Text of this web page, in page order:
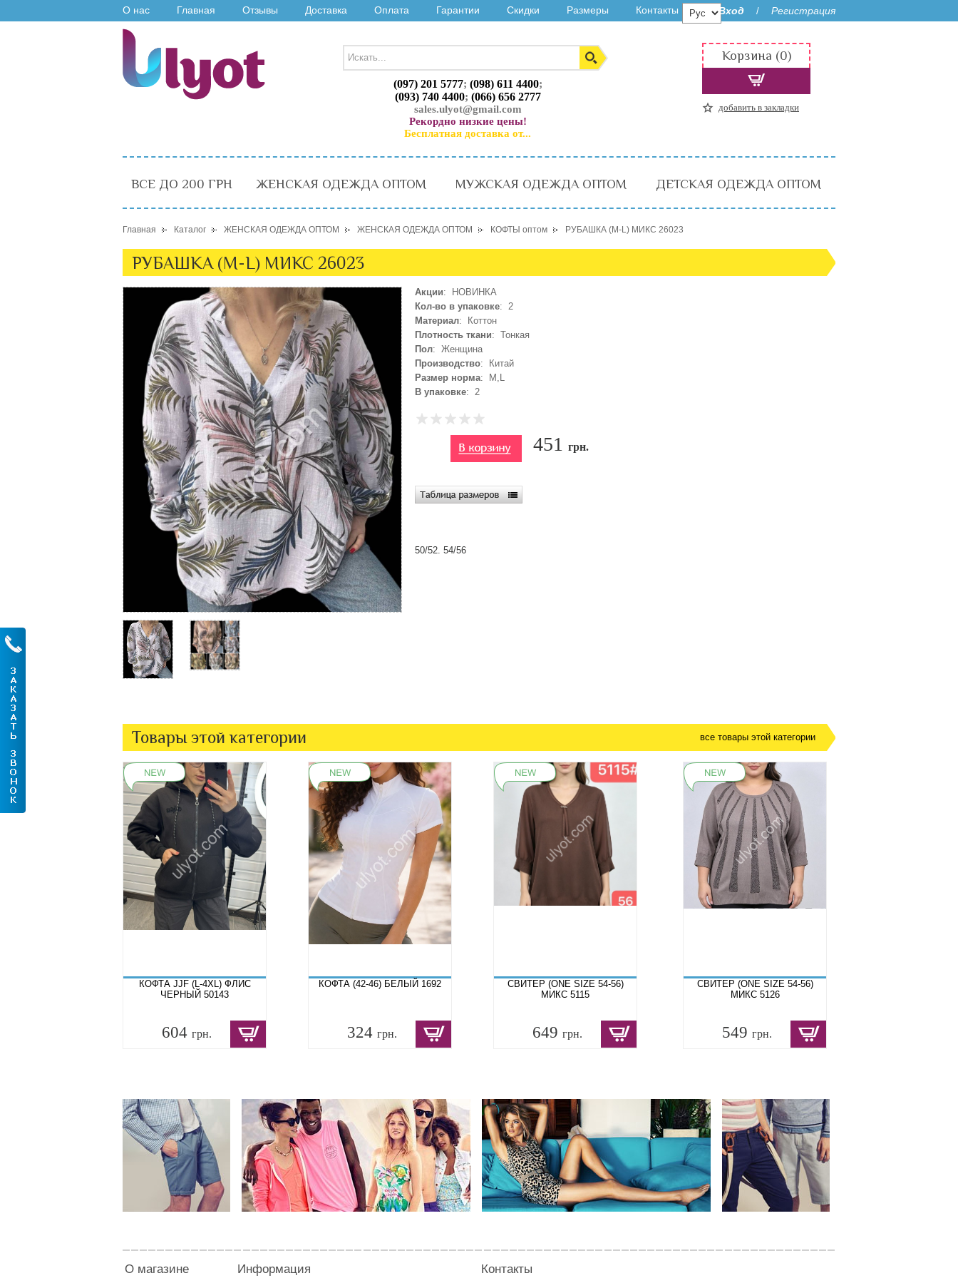
О нас Главная Отзывы Доставка Оплата Гарантии Скидки Размеры Контакты Вход / Регистрация
(097) 201 5777; (098) 611 4400;
(093) 740 4400; (066) 656 2777
sales.ulyot@gmail.com
Рекордно низкие цены!
Бесплатная доставка от...
Корзина (0)
добавить в закладки
ВСЕ ДО 200 ГРН ЖЕНСКАЯ ОДЕЖДА ОПТОМ МУЖСКАЯ ОДЕЖДА ОПТОМ ДЕТСКАЯ ОДЕЖДА ОПТОМ
Главная Каталог ЖЕНСКАЯ ОДЕЖДА ОПТОМ ЖЕНСКАЯ ОДЕЖДА ОПТОМ КОФТЫ оптом РУБАШКА (M-L) МИКС 26023
РУБАШКА (M-L) МИКС 26023
Акции: НОВИНКА
Кол-во в упаковке: 2
Материал: Коттон
Плотность ткани: Тонкая
Пол: Женщина
Производство: Китай
Размер норма: M,L
В упаковке: 2
451 грн.
50/52. 54/56
Товары этой категории все товары этой категории
КОФТА JJF (L-4XL) ФЛИС
ЧЕРНЫЙ 50143
604 грн.
КОФТА (42-46) БЕЛЫЙ 1692
324 грн.
СВИТЕР (ONE SIZE 54-56)
МИКС 5115
649 грн.
СВИТЕР (ONE SIZE 54-56)
МИКС 5126
549 грн.
О магазине Информация Контакты